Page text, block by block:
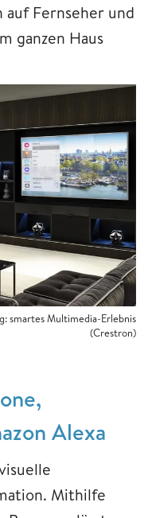
Fernseher und
ganzen Haus
smartes Multimedia-Erlebnis
(Crestron)
Alexa
Mithilfe